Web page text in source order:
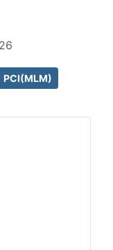
PCI(MLM)